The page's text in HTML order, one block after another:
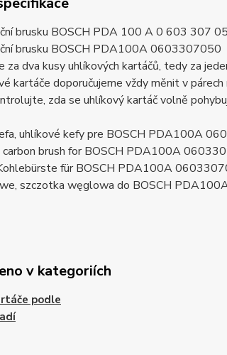
brusku BOSCH PDA 100 A 0 603 307
brusku BOSCH PDA100A 0603307050
za dva kusy uhlíkových kartáčů, tedy za
kartáče doporučujeme vždy měnit v
zda se uhlíkový kartáč volně
uhlíkové kefy pre BOSCH PDA100A
carbon brush for BOSCH PDA100A
für BOSCH PDA100A
szczotka węglowa do BOSCH
v kategoriích
podle